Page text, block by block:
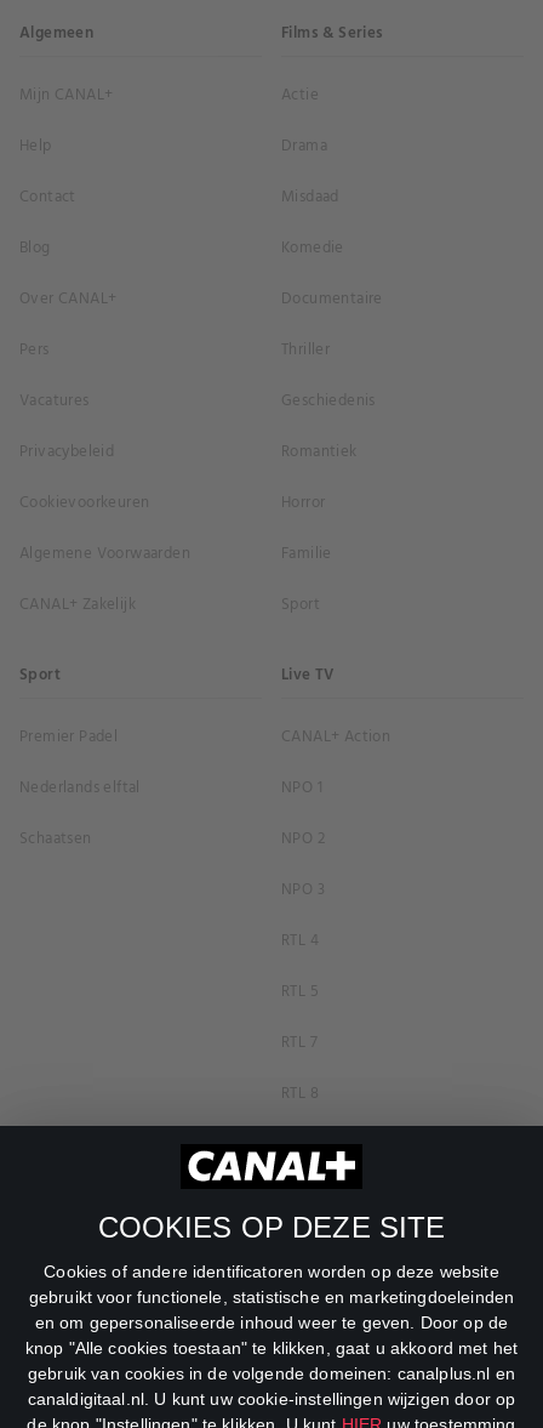
COOKIES OP DEZE SITE
Cookies of andere identificatoren worden op deze website
gebruikt voor functionele, statistische en marketingdoeleinden
en om gepersonaliseerde inhoud weer te geven. Door op de
knop "Alle cookies toestaan" te klikken, gaat u akkoord met het
gebruik van cookies in de volgende domeinen: canalplus.nl en
canaldigitaal.nl. U kunt uw cookie-instellingen wijzigen door op
Algemeen
Mijn CANAL+
Help
Contact
Blog
Over CANAL+
Pers
Vacatures
Privacybeleid
Cookievoorkeuren
Algemene Voorwaarden
CANAL+ Zakelijk
Films & Series
Actie
Drama
Misdaad
Komedie
Documentaire
Thriller
Geschiedenis
Romantiek
Horror
Familie
Sport
Sport
Premier Padel
Nederlands elftal
Schaatsen
Live TV
CANAL+ Action
NPO 1
NPO 2
NPO 3
RTL 4
RTL 5
RTL 7
RTL 8
RTL Z
SBS6
Net5
Veronica
DreamWorks Channel